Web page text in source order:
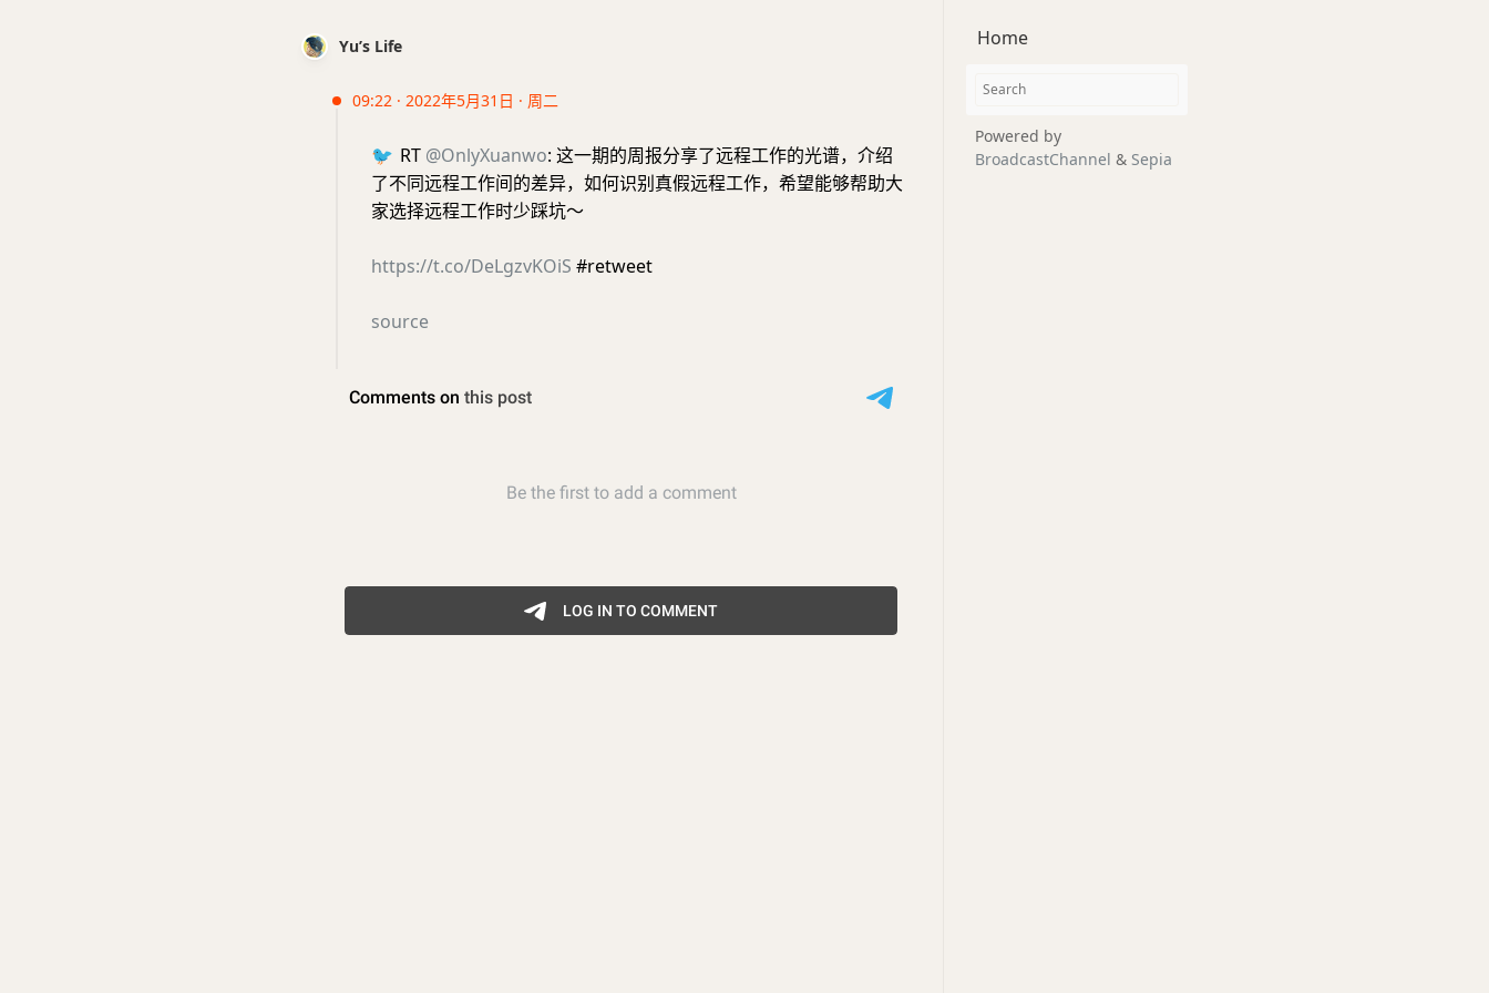
Yu’s Life
09:22 · 2022年5月31日 · 周二
🐦 RT @OnlyXuanwo: 这一期的周报分享了远程工作的光谱，介绍
了不同远程工作间的差异，如何识别真假远程工作，希望能够帮助大
家选择远程工作时少踩坑～
https://t.co/DeLgzvKOiS #retweet
source
Home
Powered by
BroadcastChannel & Sepia